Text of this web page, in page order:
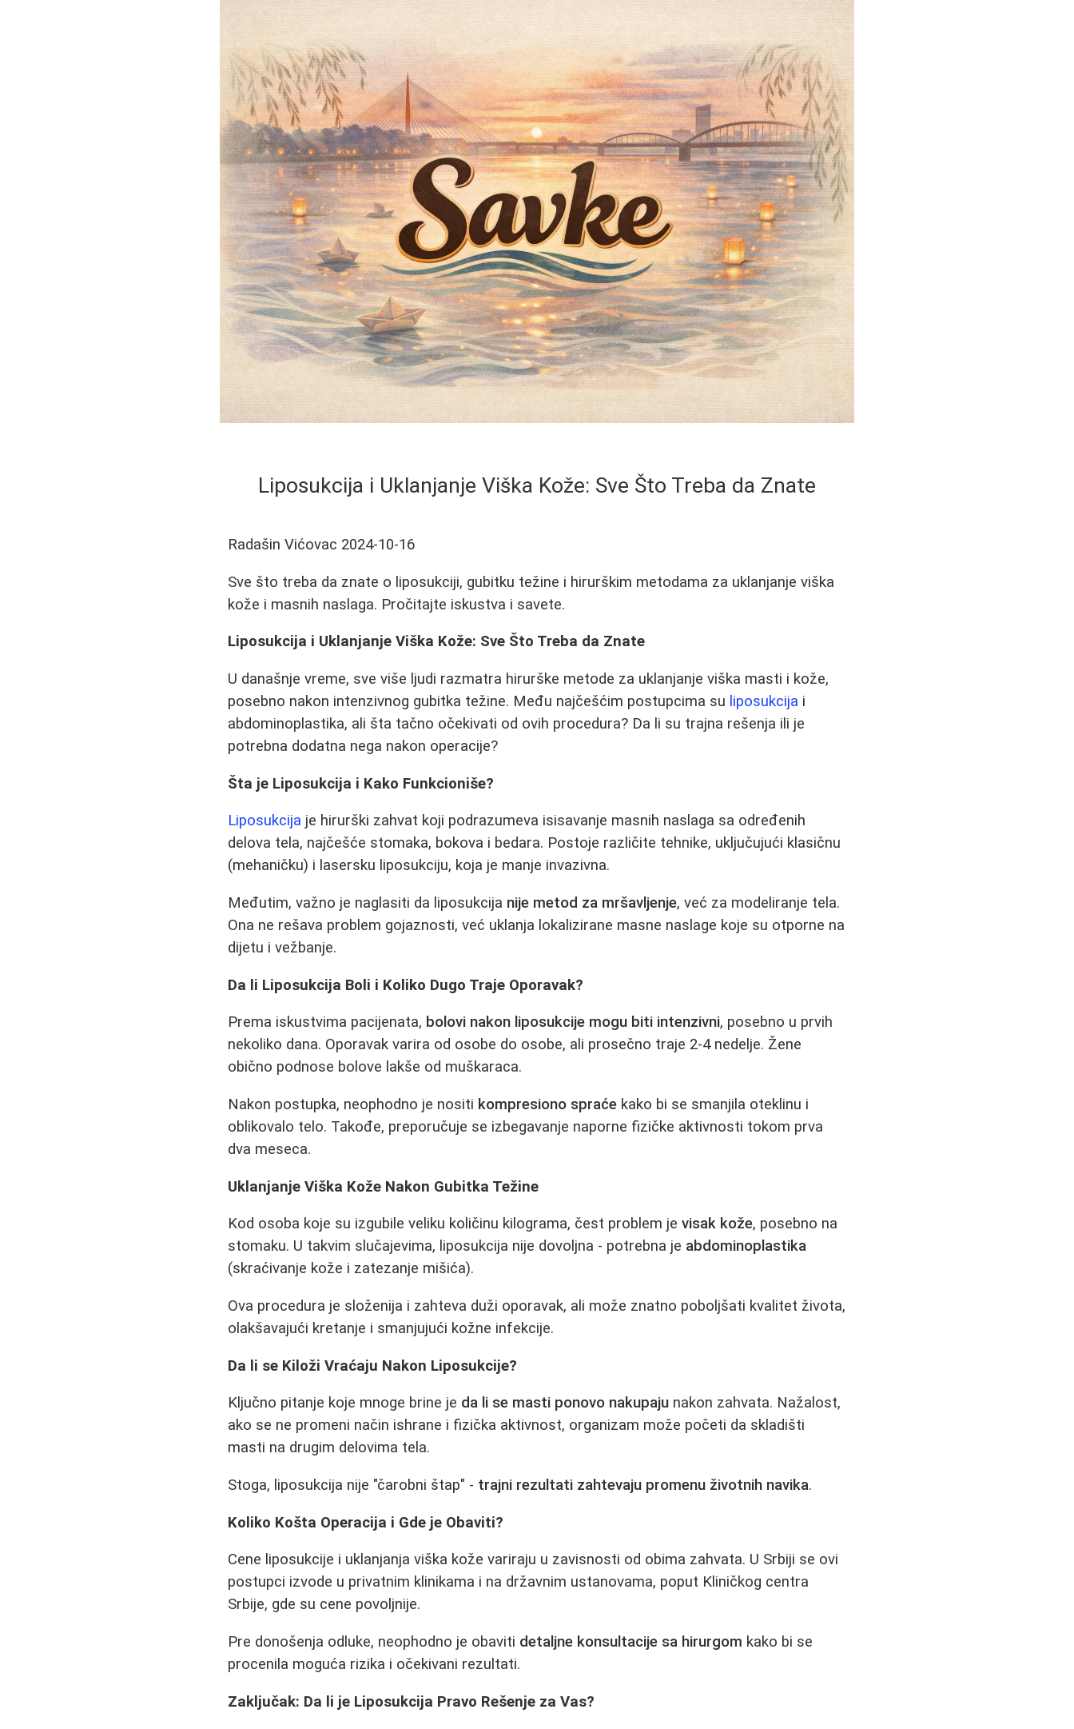
Liposukcija i Uklanjanje Viška Kože: Sve Što Treba da Znate
Radašin Vićovac 2024-10-16
Sve što treba da znate o liposukciji, gubitku težine i hirurškim metodama za uklanjanje viška
kože i masnih naslaga. Pročitajte iskustva i savete.
Liposukcija i Uklanjanje Viška Kože: Sve Što Treba da Znate
U današnje vreme, sve više ljudi razmatra hirurške metode za uklanjanje viška masti i kože,
posebno nakon intenzivnog gubitka težine. Među najčešćim postupcima su liposukcija i
abdominoplastika, ali šta tačno očekivati od ovih procedura? Da li su trajna rešenja ili je
potrebna dodatna nega nakon operacije?
Šta je Liposukcija i Kako Funkcioniše?
Liposukcija je hirurški zahvat koji podrazumeva isisavanje masnih naslaga sa određenih
delova tela, najčešće stomaka, bokova i bedara. Postoje različite tehnike, uključujući klasičnu
(mehaničku) i lasersku liposukciju, koja je manje invazivna.
Međutim, važno je naglasiti da liposukcija nije metod za mršavljenje, već za modeliranje tela.
Ona ne rešava problem gojaznosti, već uklanja lokalizirane masne naslage koje su otporne na
dijetu i vežbanje.
Da li Liposukcija Boli i Koliko Dugo Traje Oporavak?
Prema iskustvima pacijenata, bolovi nakon liposukcije mogu biti intenzivni, posebno u prvih
nekoliko dana. Oporavak varira od osobe do osobe, ali prosečno traje 2-4 nedelje. Žene
obično podnose bolove lakše od muškaraca.
Nakon postupka, neophodno je nositi kompresiono spraće kako bi se smanjila oteklinu i
oblikovalo telo. Takođe, preporučuje se izbegavanje naporne fizičke aktivnosti tokom prva
dva meseca.
Uklanjanje Viška Kože Nakon Gubitka Težine
Kod osoba koje su izgubile veliku količinu kilograma, čest problem jevisak kože, posebno na
stomaku. U takvim slučajevima, liposukcija nije dovoljna - potrebna je abdominoplastika
(skraćivanje kože i zatezanje mišića).
Ova procedura je složenija i zahteva duži oporavak, ali može znatno poboljšati kvalitet života,
olakšavajući kretanje i smanjujući kožne infekcije.
Da li se Kiloži Vraćaju Nakon Liposukcije?
Ključno pitanje koje mnoge brine je da li se masti ponovo nakupaju nakon zahvata. Nažalost,
ako se ne promeni način ishrane i fizička aktivnost, organizam može početi da skladišti
masti na drugim delovima tela.
Stoga, liposukcija nije "čarobni štap" - trajni rezultati zahtevaju promenu životnih navika.
Koliko Košta Operacija i Gde je Obaviti?
Cene liposukcije i uklanjanja viška kože variraju u zavisnosti od obima zahvata. U Srbiji se ovi
postupci izvode u privatnim klinikama i na državnim ustanovama, poput Kliničkog centra
Srbije, gde su cene povoljnije.
Pre donošenja odluke, neophodno je obaviti detaljne konsultacije sa hirurgom kako bi se
procenila moguća rizika i očekivani rezultati.
Zaključak: Da li je Liposukcija Pravo Rešenje za Vas?